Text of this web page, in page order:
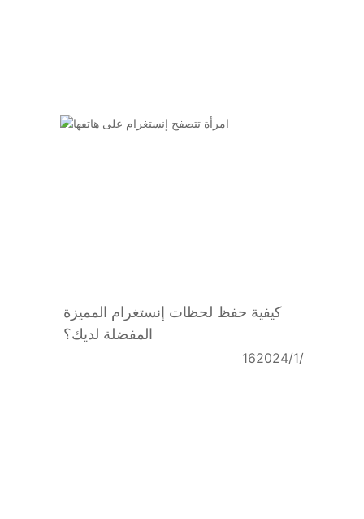
كيفية حفظ لحظات إنستغرام المميزة
المفضلة لديك؟
16‏/1‏/2024